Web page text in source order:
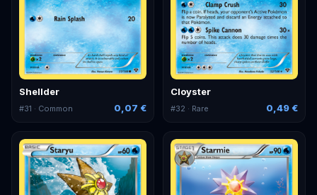
Shellder
#31 · Common 0,07 €
Cloyster
#32 · Rare 0,49 €